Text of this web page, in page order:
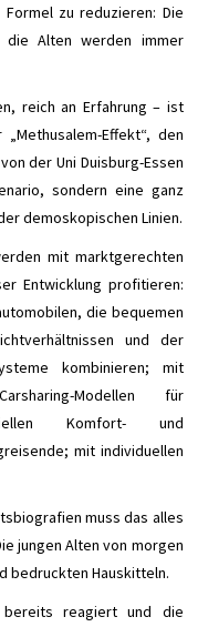
zu reduzieren: Die
die Alten werden immer
reich an Erfahrung – ist
Effekt“, den
der Uni Duisburg-Essen
sondern eine ganz
demoskopischen Linien.
mit marktgerechten
Entwicklung profitieren:
die bequemen
und der
kombinieren; mit
Modellen für
Komfort- und
mit individuellen
muss das alles
jungen Alten von morgen
bedruckten Hauskitteln.
bereits reagiert und die